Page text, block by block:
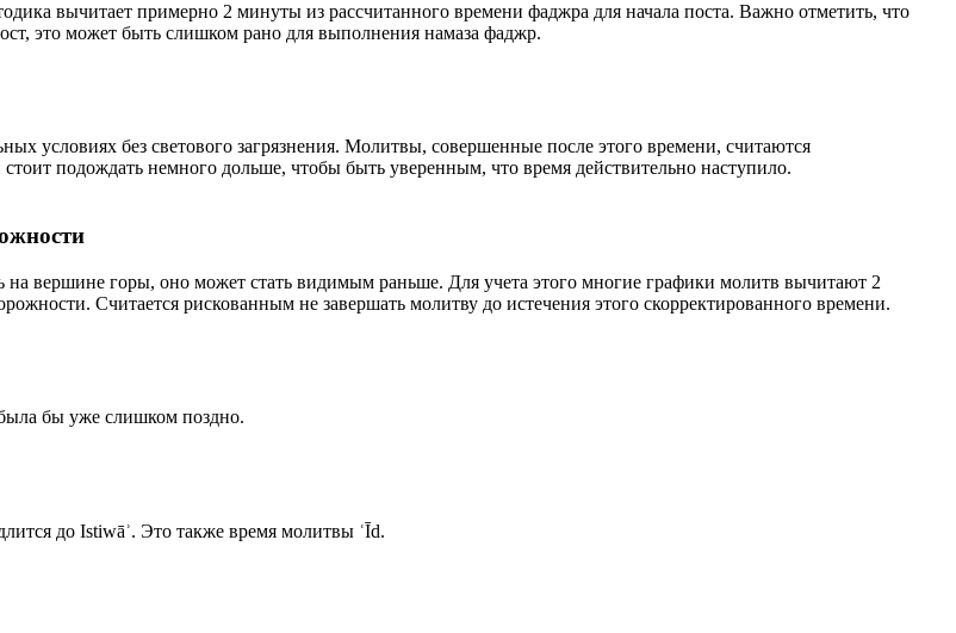
вычитает примерно 2 минуты из рассчитанного времени фаджра для начала поста. Важно отметить, что
это может быть слишком рано для выполнения намаза фаджр.
условиях без светового загрязнения. Молитвы, совершенные после этого времени, считаются
подождать немного дольше, чтобы быть уверенным, что время действительно наступило.
на вершине горы, оно может стать видимым раньше. Для учета этого многие графики молитв вычитают 2
Считается рискованным не завершать молитву до истечения этого скорректированного времени.
бы уже слишком поздно.
до Istiwāʾ. Это также время молитвы ʿĪd.